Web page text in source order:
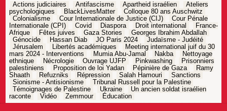
Actions judiciaires Antifascisme Apartheid israélien
Ateliers
psychologiques
BlackLivesMatter
Colloque 80 ans Auschwitz
Colonialisme
Cour Internationale de Justice (CIJ)
Cour Pénale
Internationale (CPI)
Covid Diaspora Droit international
France-
Afrique
Fêtes juives Gaza Stories
Georges Ibrahim Abdallah
Génocide
Hassan Diab JO Paris 2024
Judaïsme - Judéité
Jérusalem
Libertés académiques
Meeting international juif du 30
mars 2024 - Interventions
Mumia Abu-Jamal Nakba
Nettoyage
ethnique
Nécrologie Ouvrage UJFP Pinkwashing
Prisonniers
palestiniens
Proposition de loi Yadan Pépinière de Gaza
Ramy
Shaath
Refuzniks Répression Salah Hamouri
Sanctions
Sionisme - Antisionisme
Tribunal Russell pour la Palestine
Témoignages de Palestine
Ukraine
Un ancien soldat israélien
raconte
Vidéo Zemmour Éducation
Navigation